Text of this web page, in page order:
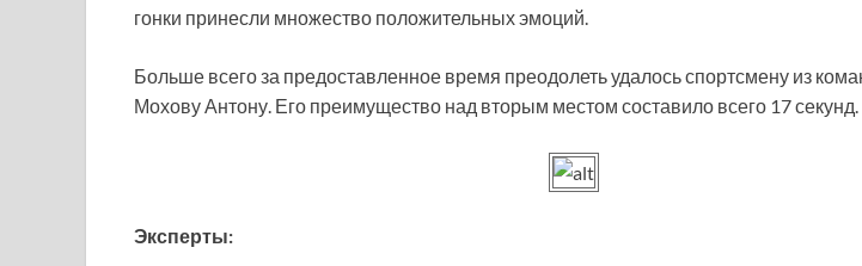
гонки принесли множество положительных эмоций.
Больше всего за предоставленное время преодолеть удалось спортсмену из
Мохову Антону. Его преимущество над вторым местом составило всего 17 секунд.
Эксперты: